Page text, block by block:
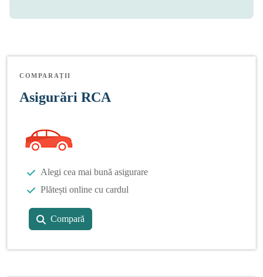
COMPARAȚII
Asigurări RCA
Alegi cea mai bună asigurare
Plătești online cu cardul
Compară